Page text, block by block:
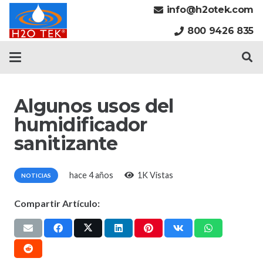
info@h2otek.com
800 9426 835
Algunos usos del
humidificador
sanitizante
NOTICIAS hace 4 años 1KVistas
Compartir Artículo: